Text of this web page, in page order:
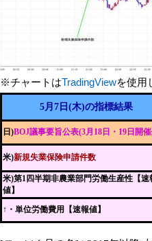
※チャートはTradingViewを使用
5月7日(木)の指標結果
日)BOJ議事要旨公表(3月18日・19日開
米)新規失業保険申請件数
米)第1四半期非農業部門労働生産性【速
値】
↑・単位労働費用【速報値】